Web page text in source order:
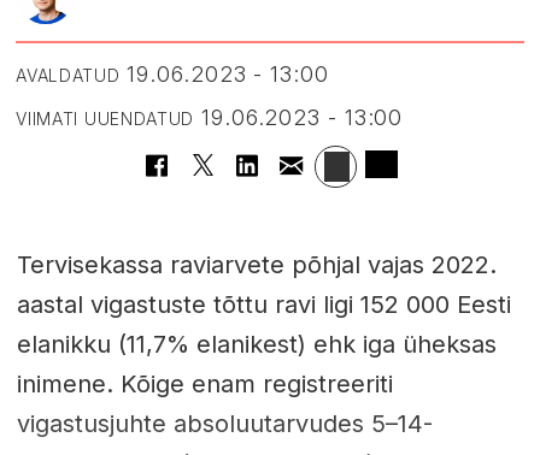
AVALDATUD 19.06.2023 - 13:00
VIIMATI UUENDATUD 19.06.2023 - 13:00
Tervisekassa raviarvete põhjal vajas 2022.
aastal vigastuste tõttu ravi ligi 152 000 Eesti
elanikku (11,7% elanikest) ehk iga üheksas
inimene. Kõige enam registreeriti
vigastusjuhte absoluutarvudes 5–14-